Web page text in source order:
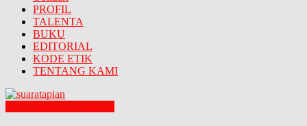
PROFIL
TALENTA
BUKU
EDITORIAL
KODE ETIK
TENTANG KAMI